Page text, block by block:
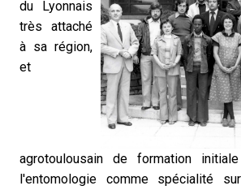
du Lyonnais
très attaché
à sa région,
et
agrotoulousain de formation
l'entomologie comme spécialité